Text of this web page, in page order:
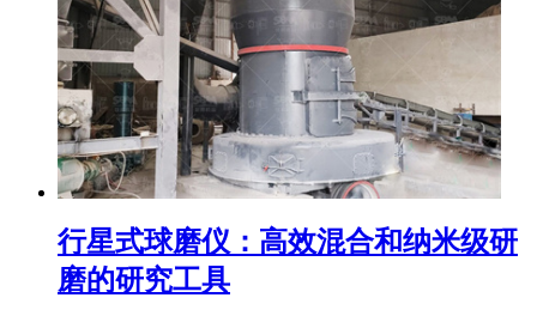
行星式球磨仪：高效混合和纳米级研
磨的研究工具